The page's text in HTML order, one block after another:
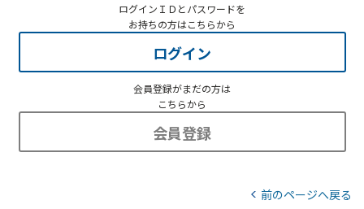
ログインＩＤとパスワードを
お持ちの方はこちらから
ログイン
会員登録がまだの方は
こちらから
会員登録
前のページへ戻る